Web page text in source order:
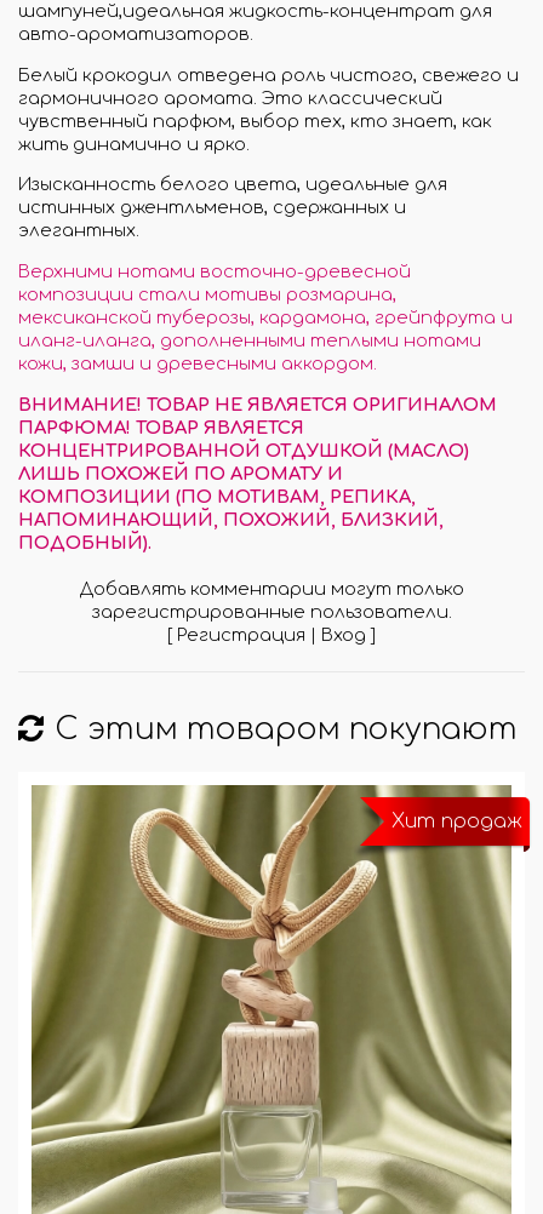
шампуней,идеальная жидкость-концентрат для
авто-ароматизаторов.
Белый крокодил отведена роль чистого, свежего и
гармоничного аромата. Это классический
чувственный парфюм, выбор тех, кто знает, как
жить динамично и ярко.
Изысканность белого цвета, идеальные для
истинных джентльменов, сдержанных и
элегантных.
Верхними нотами восточно-древесной
композиции стали мотивы розмарина,
мексиканской туберозы, кардамона, грейпфрута и
иланг-иланга, дополненными теплыми нотами
кожи, замши и древесными аккордом.
ВНИМАНИЕ! ТОВАР НЕ ЯВЛЯЕТСЯ ОРИГИНАЛОМ
ПАРФЮМА! ТОВАР ЯВЛЯЕТСЯ
КОНЦЕНТРИРОВАННОЙ ОТДУШКОЙ (МАСЛО)
ЛИШЬ ПОХОЖЕЙ ПО АРОМАТУ И
КОМПОЗИЦИИ (ПО МОТИВАМ, РЕПИКА,
НАПОМИНАЮЩИЙ, ПОХОЖИЙ, БЛИЗКИЙ,
ПОДОБНЫЙ).
Добавлять комментарии могут только
зарегистрированные пользователи.
[ Регистрация | Вход ]
С этим товаром покупают
Хит продаж